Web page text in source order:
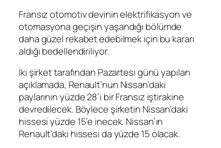
Fransız otomotiv devinin elektrifikasyon ve
otomasyona geçişin yaşandığı bölümde
daha güzel rekabet edebilmek için bu kararı
aldığı bedellendiriliyor.
İki şirket tarafından Pazartesi günü yapılan
açıklamada, Renault’nun Nissan’daki
paylarının yüzde 28’i bir Fransız iştirakine
devredilecek. Böylece şirketin Nissan’daki
hissesi yüzde 15’e inecek. Nissan’ın
Renault’daki hissesi da yüzde 15 olacak.